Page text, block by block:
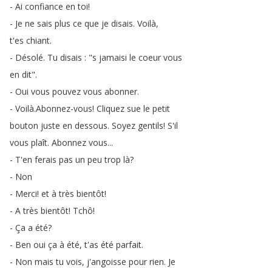
- Ai confiance en toi!
- Je ne sais plus ce que je disais. Voilà,
t'es chiant.
- Désolé. Tu disais : "s jamaisi le coeur vous
en dit".
- Oui vous pouvez vous abonner.
- Voilà.Abonnez-vous! Cliquez sue le petit
bouton juste en dessous. Soyez gentils! S'il
vous plaît. Abonnez vous...
- T'en ferais pas un peu trop là?
- Non
- Merci! et à très bientôt!
- A très bientôt! Tchô!
- Ça a été?
- Ben oui ça à été,t'as été parfait.
- Non mais tu vois, j'angoisse pour rien. Je